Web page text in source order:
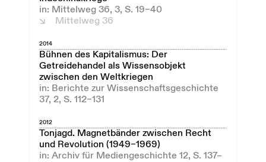
in: Mittelweg 36, 3, S. 19–40
Mittelweg 36
2014
Bühnen des Kapitalismus: Der
Getreidehandel als Wissensobjekt
zwischen den Weltkriegen
in: Berichte zur Wissenschaftsgeschichte
37, 2, S. 112–131
2012
Tonjagd. Magnetbänder zwischen Recht
und Revolution (1949–1969)
in: Archiv für Mediengeschichte 12, S. 137–